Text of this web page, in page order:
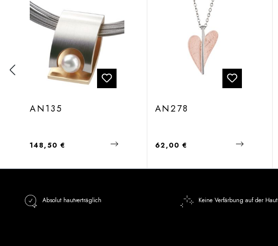
AN135
Regulärer Preis:
148,50 €
AN278
Regulärer Preis:
62,00 €
Absolut hautverträglich Keine Verfärbung auf der Haut